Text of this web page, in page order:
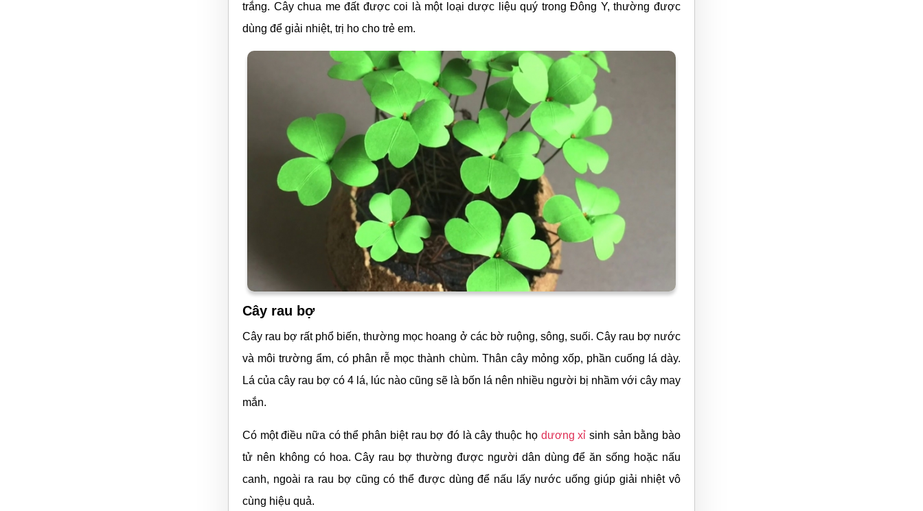
trắng. Cây chua me đất được coi là một loại dược liệu quý trong Đông Y, thường được
dùng để giải nhiệt, trị ho cho trẻ em.
Cây rau bợ
Cây rau bợ rất phổ biến, thường mọc hoang ở các bờ ruộng, sông, suối. Cây rau bợ nước
và môi trường ẩm, có phân rễ mọc thành chùm. Thân cây mỏng xốp, phần cuống lá dày.
Lá của cây rau bợ có 4 lá, lúc nào cũng sẽ là bốn lá nên nhiều người bị nhầm với cây may
mắn.
Có một điều nữa có thể phân biệt rau bợ đó là cây thuộc họ dương xỉ sinh sản bằng bào
tử nên không có hoa.Cây rau bợ thường được người dân dùng để ăn sống hoặc nấu
canh, ngoài ra rau bợ cũng có thể được dùng để nấu lấy nước uống giúp giải nhiệt vô
cùng hiệu quả.